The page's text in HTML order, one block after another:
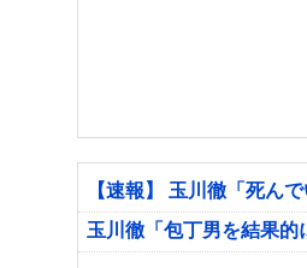
【速報】 玉川徹「死ん
玉川徹「包丁男を結果